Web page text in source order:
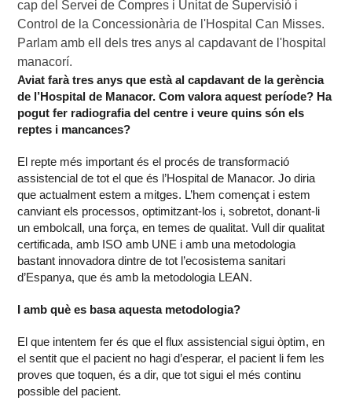
cap del Servei de Compres i Unitat de Supervisió i
Control de la Concessionària de l'Hospital Can Misses.
Parlam amb ell dels tres anys al capdavant de l'hospital
manacorí.
Aviat farà tres anys que està al capdavant de la gerència
de l’Hospital de Manacor. Com valora aquest període? Ha
pogut fer radiografia del centre i veure quins són els
reptes i mancances?
El repte més important és el procés de transformació
assistencial de tot el que és l’Hospital de Manacor. Jo diria
que actualment estem a mitges. L’hem començat i estem
canviant els processos, optimitzant-los i, sobretot, donant-li
un embolcall, una força, en temes de qualitat. Vull dir qualitat
certificada, amb ISO amb UNE i amb una metodologia
bastant innovadora dintre de tot l’ecosistema sanitari
d’Espanya, que és amb la metodologia LEAN.
I amb què es basa aquesta metodologia?
El que intentem fer és que el flux assistencial sigui òptim, en
el sentit que el pacient no hagi d’esperar, el pacient li fem les
proves que toquen, és a dir, que tot sigui el més continu
possible del pacient.